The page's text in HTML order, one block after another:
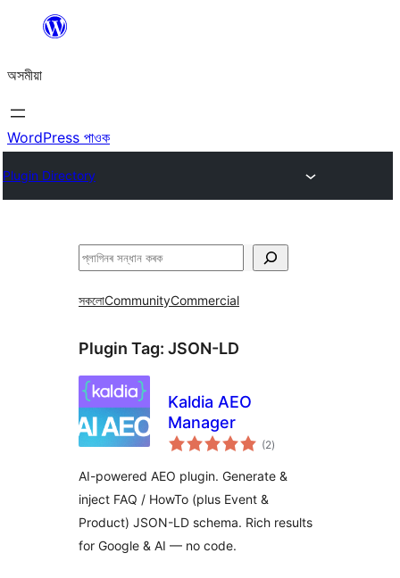
বিষয়বস্তুলৈ
যাওক
অসমীয়া
WordPress পাওক
Plugin Directory
সন্ধান
সকলোCommunityCommercial
Plugin Tag: JSON-LD
Kaldia AEO
Manager
(2টা
মুঠ)
AI-powered AEO plugin. Generate &
inject FAQ / HowTo (plus Event &
Product) JSON-LD schema. Rich results
for Google & AI — no code.